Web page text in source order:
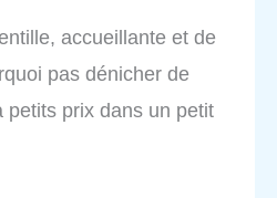
accueillante et de
pas dénicher de
prix dans un petit